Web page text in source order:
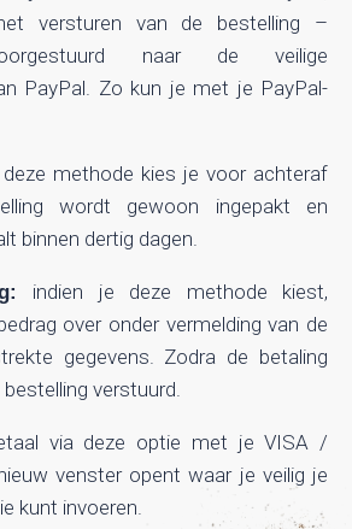
versturen van de bestelling –
naar de veilige
PayPal. Zo kun je met je PayPal-
methode kies je voor achteraf
wordt gewoon ingepakt en
binnen dertig dagen.
indien je deze methode kiest,
over onder vermelding van de
gegevens. Zodra de betaling
verstuurd.
via deze optie met je VISA /
venster opent waar je veilig je
kunt invoeren.